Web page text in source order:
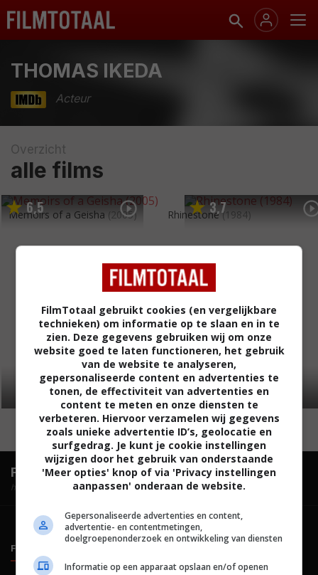
THOMAS IKEDA
Acteur
Overzicht
alle films
6,5
Memoirs of a Geisha (2005) 3,7
Rhinestone (1984)
FilmTotaal.Hét online filmoverzicht.
hosted by
FILMTOTAAL
FilmTotaal gebruikt cookies (en vergelijkbare
technieken) om informatie op te slaan en in te
zien. Deze gegevens gebruiken wij om onze
website goed te laten functioneren, het gebruik
van de website te analyseren,
gepersonaliseerde content en advertenties te
tonen, de effectiviteit van advertenties en
content te meten en onze diensten te
verbeteren. Hiervoor verzamelen wij gegevens
zoals unieke advertentie ID’s, geolocatie en
surfgedrag. Je kunt je cookie instellingen
wijzigen door het gebruik van onderstaande
'Meer opties' knop of via 'Privacy instellingen
aanpassen' onderaan de website.
Gepersonaliseerde advertenties en content,
advertentie- en contentmetingen,
doelgroepenonderzoek en ontwikkeling van diensten
Informatie op een apparaat opslaan en/of openen